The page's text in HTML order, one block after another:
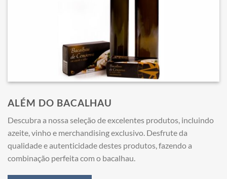
ALÉM DO BACALHAU
Descubra a nossa seleção de excelentes produtos, incluindo
azeite, vinho e merchandising exclusivo. Desfrute da
qualidade e autenticidade destes produtos, fazendo a
combinação perfeita com o bacalhau.